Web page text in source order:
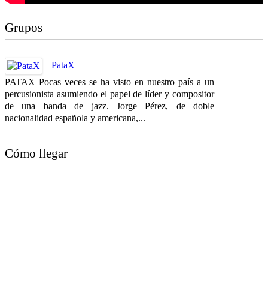
Grupos
PataX
PATAX Pocas veces se ha visto en nuestro país a un
percusionista asumiendo el papel de líder y compositor
de una banda de jazz. Jorge Pérez, de doble
nacionalidad española y americana,...
Cómo llegar